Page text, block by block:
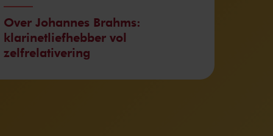
Over Johannes Brahms:
klarinetliefhebber vol
zelfrelativering